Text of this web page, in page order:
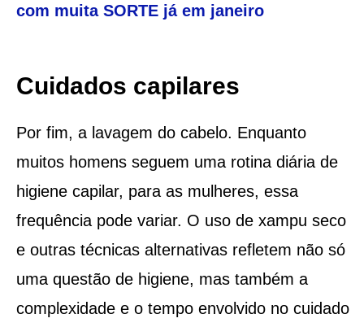
com muita SORTE já em janeiro
Cuidados capilares
Por fim, a lavagem do cabelo. Enquanto
muitos homens seguem uma rotina diária de
higiene capilar, para as mulheres, essa
frequência pode variar. O uso de xampu seco
e outras técnicas alternativas refletem não só
uma questão de higiene, mas também a
complexidade e o tempo envolvido no cuidado